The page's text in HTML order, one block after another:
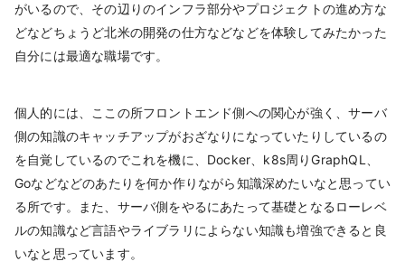
がいるので、その辺りのインフラ部分やプロジェクトの進め方な
どなどちょうど北米の開発の仕方などなどを体験してみたかった
自分には最適な職場です。
個人的には、ここの所フロントエンド側への関心が強く、サーバ
側の知識のキャッチアップがおざなりになっていたりしているの
を自覚しているのでこれを機に、Docker、k8s周りGraphQL、
Goなどなどのあたりを何か作りながら知識深めたいなと思ってい
る所です。また、サーバ側をやるにあたって基礎となるローレベ
ルの知識など言語やライブラリによらない知識も増強できると良
いなと思っています。